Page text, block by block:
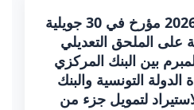
قانون عدد 20 لسنة 2026 مؤرخ في 30 جويلية
على الملحق التعديلي
المبرم بين البنك المركزي
التونسية والبنك
لتمويل جزء من